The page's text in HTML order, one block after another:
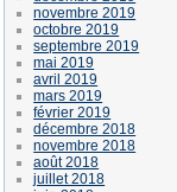
novembre 2019
octobre 2019
septembre 2019
mai 2019
avril 2019
mars 2019
février 2019
décembre 2018
novembre 2018
août 2018
juillet 2018